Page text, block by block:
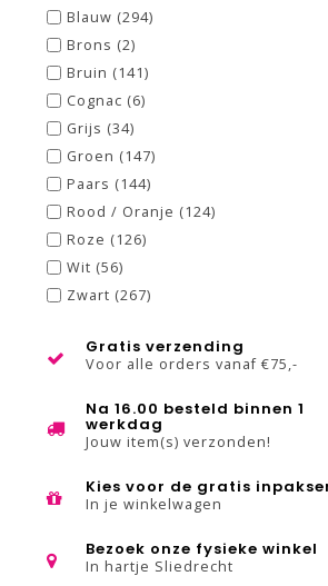
Blauw (294)
Brons (2)
Bruin (141)
Cognac (6)
Grijs (34)
Groen (147)
Paars (144)
Rood / Oranje (124)
Roze (126)
Wit (56)
Zwart (267)
Gratis verzending
Voor alle orders vanaf €75,-
Na 16.00 besteld binnen 1
werkdag
Jouw item(s) verzonden!
Kies voor de gratis
In je winkelwagen
Bezoek onze fysieke winkel
In hartje Sliedrecht